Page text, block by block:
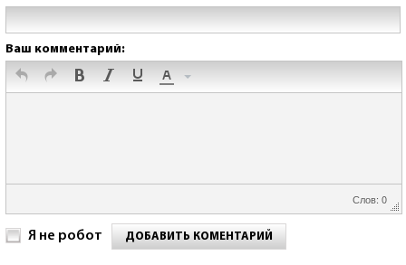
Ваш комментарий:
Слов: 0
Я не робот ДОБАВИТЬ КОМЕНТАРИЙ